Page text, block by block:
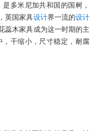
多米尼加共和国的国树，
英国家具设计界一流的设计
蕊木家具成为这一时期的主
干缩小，尺寸稳定，耐腐